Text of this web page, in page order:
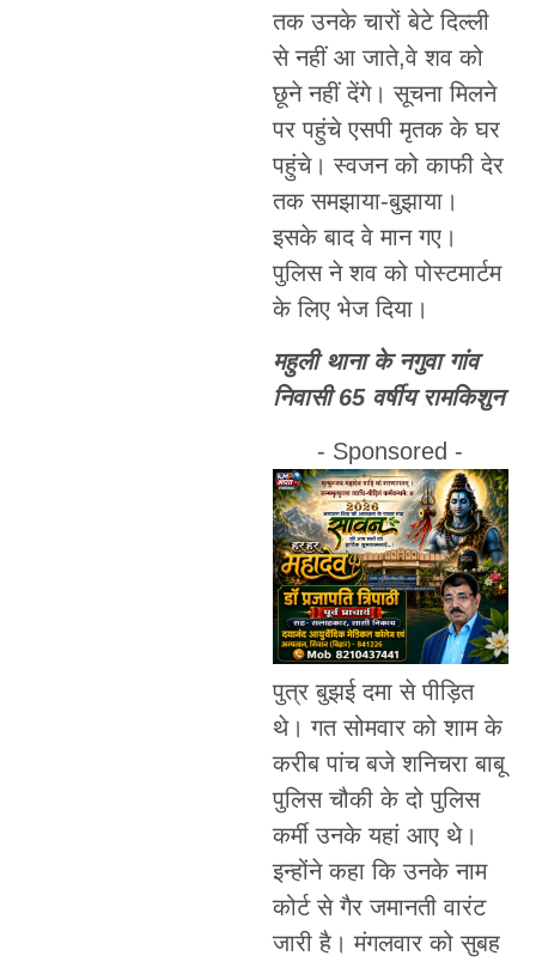
तक उनके चारों बेटे दिल्ली
से नहीं आ जाते,वे शव को
छूने नहीं देंगे। सूचना मिलने
पर पहुंचे एसपी मृतक के घर
पहुंचे। स्वजन को काफी देर
तक समझाया-बुझाया।
इसके बाद वे मान गए।
पुलिस ने शव को पोस्टमार्टम
के लिए भेज दिया।
महुली थाना के नगुवा गांव
निवासी 65 वर्षीय रामकिशुन
- Sponsored -
पुत्र बुझई दमा से पीड़ित
थे। गत सोमवार को शाम के
करीब पांच बजे शनिचरा बाबू
पुलिस चौकी के दो पुलिस
कर्मी उनके यहां आए थे।
इन्होंने कहा कि उनके नाम
कोर्ट से गैर जमानती वारंट
जारी है। मंगलवार को सुबह